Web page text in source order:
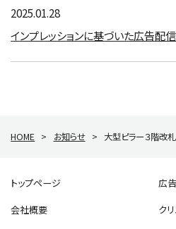
2025.01.28
インプレッションに基づいた広告配
HOME > お知らせ > 大型ピラー３階改
トップページ
会社概要
広
ク